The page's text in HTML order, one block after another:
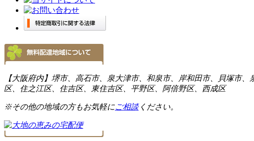
【大阪府内】堺市、高石市、泉大津市、和泉市、岸和田市、貝塚市
区、住之江区、住吉区、東住吉区、平野区、阿倍野区、西成区
※その他の地域の方もお気軽にご相談ください。